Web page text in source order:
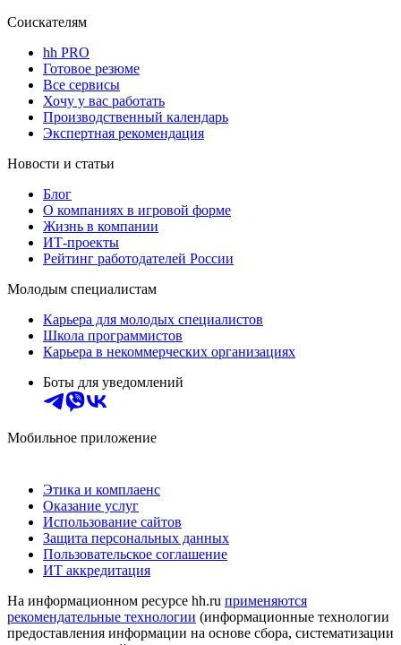
Соискателям
hh PRO
Готовое резюме
Все сервисы
Хочу у вас работать
Производственный календарь
Экспертная рекомендация
Новости и статьи
Блог
О компаниях в игровой форме
Жизнь в компании
ИТ-проекты
Рейтинг работодателей России
Молодым специалистам
Карьера для молодых специалистов
Школа программистов
Карьера в некоммерческих организациях
Боты для уведомлений
Мобильное приложение
Этика и комплаенс
Оказание услуг
Использование сайтов
Защита персональных данных
Пользовательское соглашение
ИТ аккредитация
На информационном ресурсе hh.ru применяются
рекомендательные технологии (информационные технологии
предоставления информации на основе сбора, систематизации